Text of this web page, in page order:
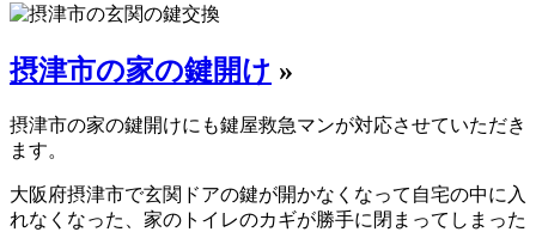
摂津市の家の鍵開け »
摂津市の家の鍵開けにも鍵屋救急マンが対応させていただき
ます。
大阪府摂津市で玄関ドアの鍵が開かなくなって自宅の中に入
れなくなった、家のトイレのカギが勝手に閉まってしまった